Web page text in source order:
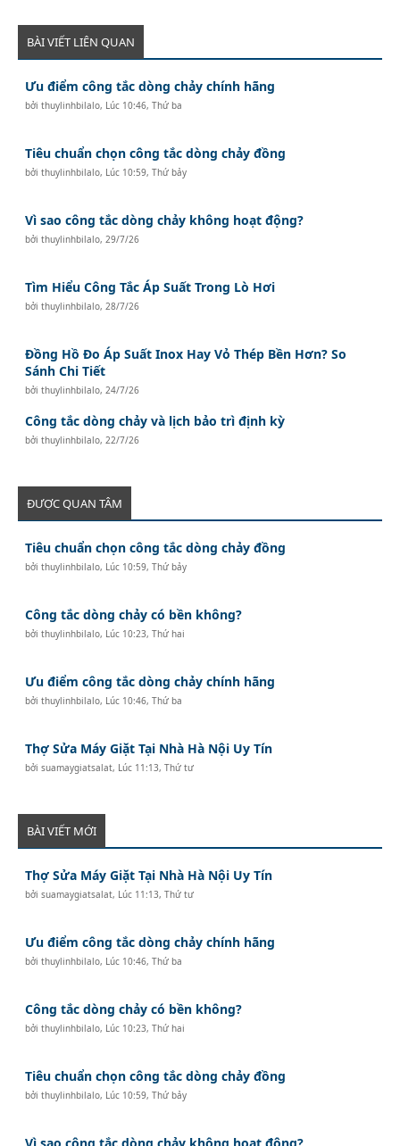
BÀI VIẾT LIÊN QUAN
Ưu điểm công tắc dòng chảy chính hãng
bởithuylinhbilalo, Lúc 10:46, Thứ ba
Tiêu chuẩn chọn công tắc dòng chảy đồng
bởithuylinhbilalo, Lúc 10:59, Thứ bảy
Vì sao công tắc dòng chảy không hoạt động?
bởithuylinhbilalo, 29/7/26
Tìm Hiểu Công Tắc Áp Suất Trong Lò Hơi
bởithuylinhbilalo, 28/7/26
Đồng Hồ Đo Áp Suất Inox Hay Vỏ Thép Bền Hơn? So
Sánh Chi Tiết
bởithuylinhbilalo, 24/7/26
Công tắc dòng chảy và lịch bảo trì định kỳ
bởithuylinhbilalo, 22/7/26
ĐƯỢC QUAN TÂM
Tiêu chuẩn chọn công tắc dòng chảy đồng
bởithuylinhbilalo, Lúc 10:59, Thứ bảy
Công tắc dòng chảy có bền không?
bởithuylinhbilalo, Lúc 10:23, Thứ hai
Ưu điểm công tắc dòng chảy chính hãng
bởithuylinhbilalo, Lúc 10:46, Thứ ba
Thợ Sửa Máy Giặt Tại Nhà Hà Nội Uy Tín
bởisuamaygiatsalat, Lúc 11:13, Thứ tư
BÀI VIẾT MỚI
Thợ Sửa Máy Giặt Tại Nhà Hà Nội Uy Tín
bởisuamaygiatsalat, Lúc 11:13, Thứ tư
Ưu điểm công tắc dòng chảy chính hãng
bởithuylinhbilalo, Lúc 10:46, Thứ ba
Công tắc dòng chảy có bền không?
bởithuylinhbilalo, Lúc 10:23, Thứ hai
Tiêu chuẩn chọn công tắc dòng chảy đồng
bởithuylinhbilalo, Lúc 10:59, Thứ bảy
Vì sao công tắc dòng chảy không hoạt động?